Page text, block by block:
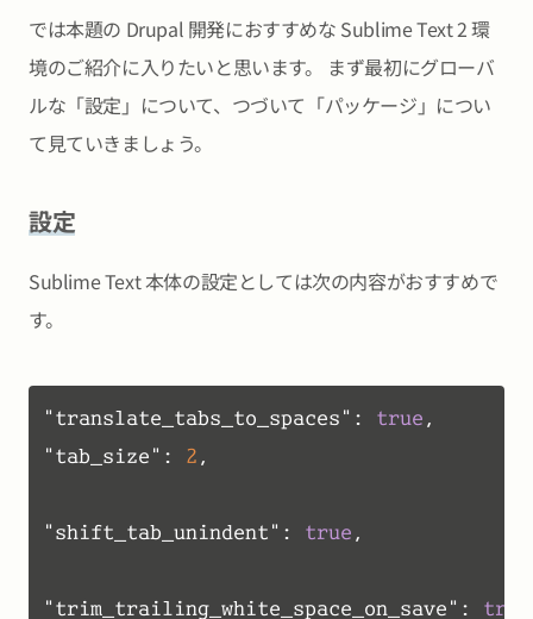
では本題の Drupal 開発におすすめな Sublime Text 2 環
境のご紹介に入りたいと思います。 まず最初にグローバ
ルな「設定」について、つづいて「パッケージ」につい
て見ていきましょう。
設定
Sublime Text 本体の設定としては次の内容がおすすめで
す。
"translate_tabs_to_spaces" : true ,
"tab_size" : 2 ,
"shift_tab_unindent" : true ,
"trim_trailing_white_space_on_save" : true